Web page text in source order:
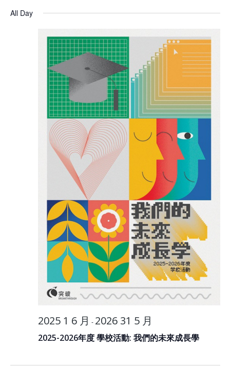
All Day
2025 1 6 月 - 2026 31 5 月
2025-2026年度 學校活動: 我們的未來成長學